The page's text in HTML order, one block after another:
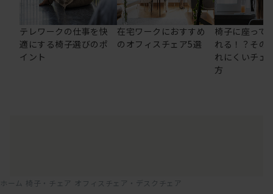
テレワークの仕事を快
適にする椅子選びのポ
イント
在宅ワークにおすすめ
のオフィスチェア5選
椅子に座って
れる！？その
れにくいチェ
方
ホーム 椅子・チェア オフィスチェア・デスクチェア